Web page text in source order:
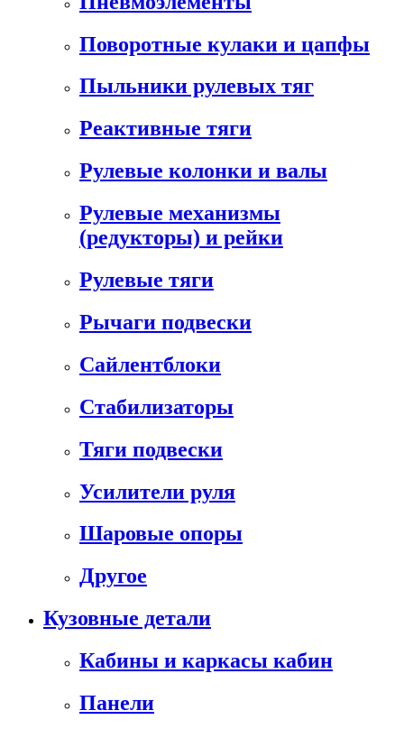
Поворотные кулаки и цапфы
Пыльники рулевых тяг
Реактивные тяги
Рулевые колонки и валы
Рулевые механизмы
(редукторы) и рейки
Рулевые тяги
Рычаги подвески
Сайлентблоки
Стабилизаторы
Тяги подвески
Усилители руля
Шаровые опоры
Другое
Кузовные детали
Кабины и каркасы кабин
Панели